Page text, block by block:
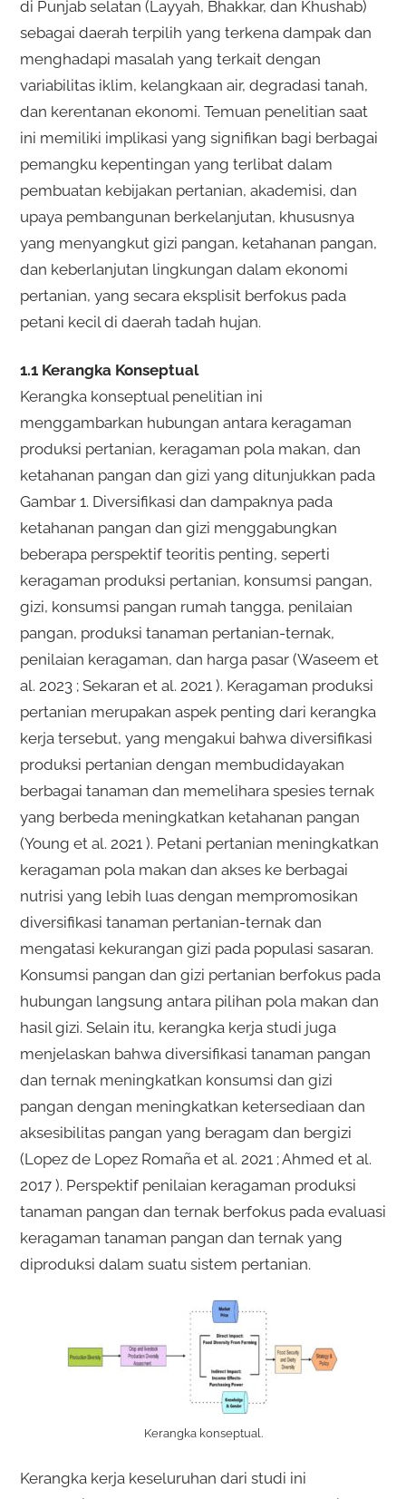
di Punjab selatan (Layyah, Bhakkar, dan Khushab)
sebagai daerah terpilih yang terkena dampak dan
menghadapi masalah yang terkait dengan
variabilitas iklim, kelangkaan air, degradasi tanah,
dan kerentanan ekonomi. Temuan penelitian saat
ini memiliki implikasi yang signifikan bagi berbagai
pemangku kepentingan yang terlibat dalam
pembuatan kebijakan pertanian, akademisi, dan
upaya pembangunan berkelanjutan, khususnya
yang menyangkut gizi pangan, ketahanan pangan,
dan keberlanjutan lingkungan dalam ekonomi
pertanian, yang secara eksplisit berfokus pada
petani kecil di daerah tadah hujan.
1.1 Kerangka Konseptual
Kerangka konseptual penelitian ini
menggambarkan hubungan antara keragaman
produksi pertanian, keragaman pola makan, dan
ketahanan pangan dan gizi yang ditunjukkan pada
Gambar 1. Diversifikasi dan dampaknya pada
ketahanan pangan dan gizi menggabungkan
beberapa perspektif teoritis penting, seperti
keragaman produksi pertanian, konsumsi pangan,
gizi, konsumsi pangan rumah tangga, penilaian
pangan, produksi tanaman pertanian-ternak,
penilaian keragaman, dan harga pasar (Waseem et
al. 2023 ; Sekaran et al. 2021 ). Keragaman produksi
pertanian merupakan aspek penting dari kerangka
kerja tersebut, yang mengakui bahwa diversifikasi
produksi pertanian dengan membudidayakan
berbagai tanaman dan memelihara spesies ternak
yang berbeda meningkatkan ketahanan pangan
(Young et al. 2021 ). Petani pertanian meningkatkan
keragaman pola makan dan akses ke berbagai
nutrisi yang lebih luas dengan mempromosikan
diversifikasi tanaman pertanian-ternak dan
mengatasi kekurangan gizi pada populasi sasaran.
Konsumsi pangan dan gizi pertanian berfokus pada
hubungan langsung antara pilihan pola makan dan
hasil gizi. Selain itu, kerangka kerja studi juga
menjelaskan bahwa diversifikasi tanaman pangan
dan ternak meningkatkan konsumsi dan gizi
pangan dengan meningkatkan ketersediaan dan
aksesibilitas pangan yang beragam dan bergizi
(Lopez de Lopez Romaña et al. 2021 ; Ahmed et al.
2017 ). Perspektif penilaian keragaman produksi
tanaman pangan dan ternak berfokus pada evaluasi
keragaman tanaman pangan dan ternak yang
diproduksi dalam suatu sistem pertanian.
Kerangka konseptual.
Kerangka kerja keseluruhan dari studi ini